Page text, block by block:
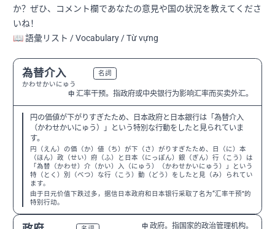
か？ぜひ、コメント欄であなたの意見や国の状況を教えてくださ
いね！
📖 語彙リスト / Vocabulary / Từ vựng
為替介入
かわせかいにゅう
名詞
中 汇率干预。指政府或中央银行为影响汇率而买卖外汇。
円の価値が下がりすぎたため、日本政府と日本銀行は「為替介入
（かわせかいにゅう）」という特別な行動をしたと見られていま
す。
円（えん）の価（か）値（ち）が下（さ）がりすぎたため、日（に）本
（ほん）政（せい）府（ふ）と日本（にっぽん）銀（ぎん）行（こう）は
「為替（かわせ）介（かい）入（にゅう）（かわせかいにゅう）」という
特（とく）別（べつ）な行（こう）動（どう）をしたと見（み）られてい
ます。
由于日元价值下跌过多，据信日本政府和日本银行采取了名为“汇率干预”的
特别行动。
中 政府。指国家的政治管理机构。